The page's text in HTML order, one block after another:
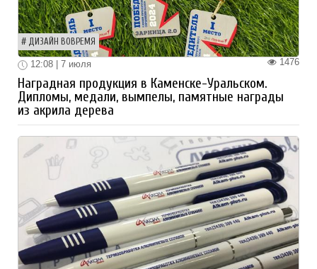
ДИЗАЙН ВОВРЕМЯ
1476
12:08 | 7 июля
Наградная продукция в Каменске-Уральском.
Дипломы, медали, вымпелы, памятные награды
из акрила дерева